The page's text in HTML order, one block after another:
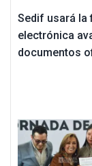
Sedif usará la
electrónica
documentos